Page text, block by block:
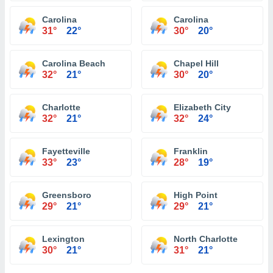
Carolina
31° 22°
Carolina
30° 20°
Carolina Beach
32° 21°
Chapel Hill
30° 20°
Charlotte
32° 21°
Elizabeth City
32° 24°
Fayetteville
33° 23°
Franklin
28° 19°
Greensboro
29° 21°
High Point
29° 21°
Lexington
30° 21°
North Charlotte
31° 21°